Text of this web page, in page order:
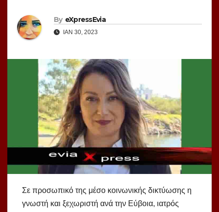
By eXpressEvia
ΙΑΝ 30, 2023
Σε προσωπικό της μέσο κοινωνικής δικτύωσης η
γνωστή και ξεχωριστή ανά την Εύβοια, ιατρός